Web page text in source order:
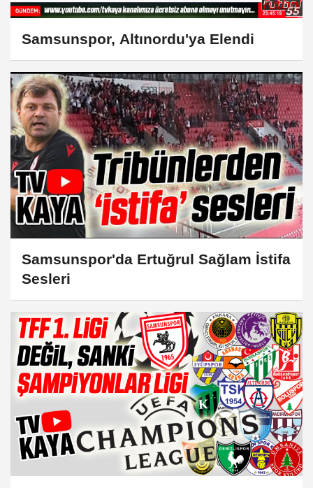
Samsunspor, Altınordu'ya Elendi
Samsunspor'da Ertuğrul Sağlam İstifa
Sesleri